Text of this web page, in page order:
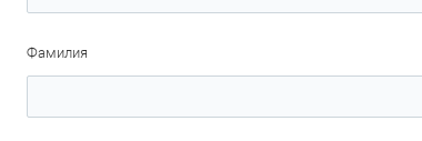
Фамилия